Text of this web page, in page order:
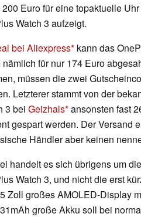
Euro für eine topaktuelle
Watch 3 aufzeigt.
bei Aliexpress kann das
nämlich für nur 174 Euro
müssen die zwei
Letzterer stammt von der
3 bei Geizhals ansonsten fast
gespart werden. Der Versand
Händler aber keinen
handelt es sich übrigens um
Watch 3, und nicht die erst
Zoll großes AMOLED-Display
große Akku soll bei